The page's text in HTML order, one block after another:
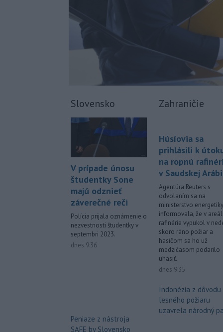
Slovensko
V prípade únosu
študentky Sone
majú odznieť
záverečné reči
Polícia prijala oznámenie o
nezvestnosti študentky v
septembri 2023.
dnes 9:36
Peniaze z nástroja
SAFE by Slovensko
Zahraničie
Húsíovia sa
prihlásili k
na ropnú
v Saudskej
Agentúra Reuters s
odvolaním sa na
ministerstvo energetiky
informovala, že v areáli
rafinérie vypukol v
skoro ráno požiar a
hasičom sa ho už
medzičasom podarilo
uhasiť.
dnes 9:35
Indonézia z dôvodu
lesného požiaru
uzavrela národný